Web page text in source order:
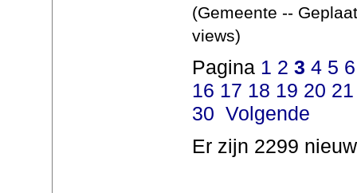
(Gemeente --
views)
Pagina 1 2 3 4 5 6
16 17 18 19 20 21
30 Volgende
Er zijn 2299